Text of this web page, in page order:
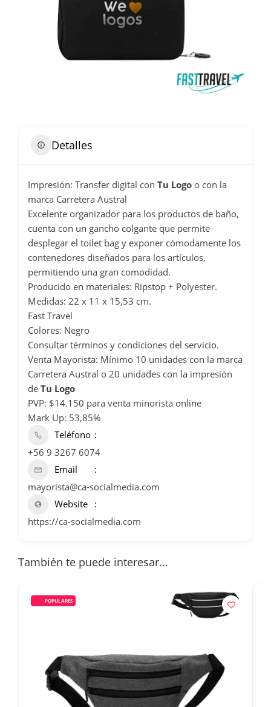
Detalles
Impresión: Transfer digital con Tu Logo o con la
marca Carretera Austral
Excelente organizador para los productos de baño,
cuenta con un gancho colgante que permite
desplegar el toilet bag y exponer cómodamente los
contenedores diseñados para los artículos,
permitiendo una gran comodidad.
Producido en materiales: Ripstop + Polyester.
Medidas: 22 x 11 x 15,53 cm.
Fast Travel
Colores: Negro
Consultar términos y condiciones del servicio.
Venta Mayorista: Mínimo 10 unidades con la marca
Carretera Austral o 20 unidades con la impresión
de Tu Logo
PVP: $14.150 para venta minorista online
Mark Up: 53,85%
Teléfono
+56 9 3267 6074
Email
mayorista@ca-socialmedia.com
Website
https://ca-socialmedia.com
También te puede interesar...
POPULARES